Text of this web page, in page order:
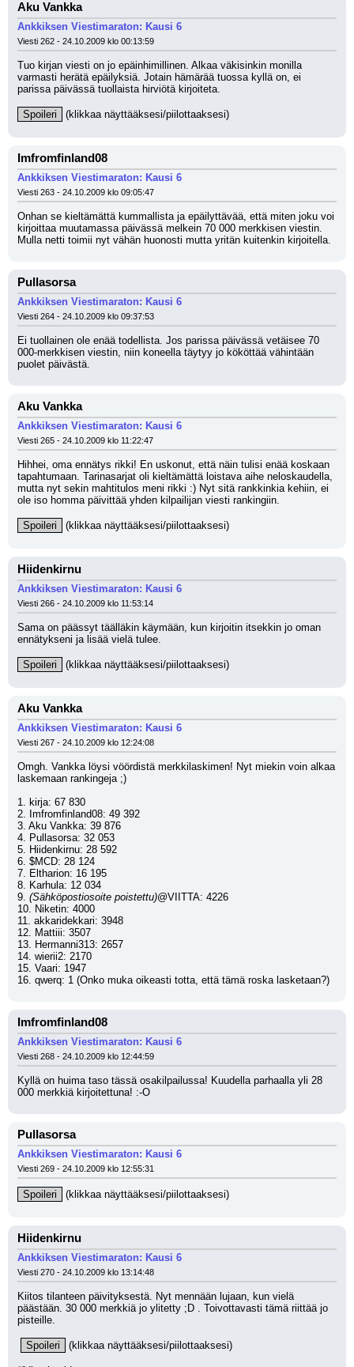
Aku Vankka
Ankkiksen Viestimaraton: Kausi 6
Viesti 262 - 24.10.2009 klo 00:13:59
Tuo kirjan viesti on jo epäinhimillinen. Alkaa väkisinkin monilla
varmasti herätä epäilyksiä. Jotain hämärää tuossa kyllä on, ei
parissa päivässä tuollaista hirviötä kirjoiteta.
Spoileri (klikkaa näyttääksesi/piilottaaksesi)
Imfromfinland08
Ankkiksen Viestimaraton: Kausi 6
Viesti 263 - 24.10.2009 klo 09:05:47
Onhan se kieltämättä kummallista ja epäilyttävää, että miten joku voi
kirjoittaa muutamassa päivässä melkein 70 000 merkkisen viestin.
Mulla netti toimii nyt vähän huonosti mutta yritän kuitenkin kirjoitella.
Pullasorsa
Ankkiksen Viestimaraton: Kausi 6
Viesti 264 - 24.10.2009 klo 09:37:53
Ei tuollainen ole enää todellista. Jos parissa päivässä vetäisee 70
000-merkkisen viestin, niin koneella täytyy jo kököttää vähintään
puolet päivästä.
Aku Vankka
Ankkiksen Viestimaraton: Kausi 6
Viesti 265 - 24.10.2009 klo 11:22:47
Hihhei, oma ennätys rikki! En uskonut, että näin tulisi enää koskaan
tapahtumaan. Tarinasarjat oli kieltämättä loistava aihe neloskaudella,
mutta nyt sekin mahtitulos meni rikki :) Nyt sitä rankkinkia kehiin, ei
ole iso homma päivittää yhden kilpailijan viesti rankingiin.
Spoileri (klikkaa näyttääksesi/piilottaaksesi)
Hiidenkirnu
Ankkiksen Viestimaraton: Kausi 6
Viesti 266 - 24.10.2009 klo 11:53:14
Sama on päässyt täälläkin käymään, kun kirjoitin itsekkin jo oman
ennätykseni ja lisää vielä tulee.
Spoileri (klikkaa näyttääksesi/piilottaaksesi)
Aku Vankka
Ankkiksen Viestimaraton: Kausi 6
Viesti 267 - 24.10.2009 klo 12:24:08
Omgh. Vankka löysi vöördistä merkkilaskimen! Nyt miekin voin alkaa
laskemaan rankingeja ;)
1. kirja: 67 830
2. Imfromfinland08: 49 392
3. Aku Vankka: 39 876
4. Pullasorsa: 32 053
5. Hiidenkirnu: 28 592
6. $MCD: 28 124
7. Eltharion: 16 195
8. Karhula: 12 034
9. (Sähköpostiosoite poistettu)@VIITTA: 4226
10. Niketin: 4000
11. akkaridekkari: 3948
12. Mattiii: 3507
13. Hermanni313: 2657
14. wierii2: 2170
15. Vaari: 1947
16. qwerq: 1 (Onko muka oikeasti totta, että tämä roska lasketaan?)
Imfromfinland08
Ankkiksen Viestimaraton: Kausi 6
Viesti 268 - 24.10.2009 klo 12:44:59
Kyllä on huima taso tässä osakilpailussa! Kuudella parhaalla yli 28
000 merkkiä kirjoitettuna! :-O
Pullasorsa
Ankkiksen Viestimaraton: Kausi 6
Viesti 269 - 24.10.2009 klo 12:55:31
Spoileri (klikkaa näyttääksesi/piilottaaksesi)
Hiidenkirnu
Ankkiksen Viestimaraton: Kausi 6
Viesti 270 - 24.10.2009 klo 13:14:48
Kiitos tilanteen päivityksestä. Nyt mennään lujaan, kun vielä
päästään. 30 000 merkkiä jo ylitetty ;D . Toivottavasti tämä riittää jo
pisteille.
Spoileri (klikkaa näyttääksesi/piilottaaksesi)